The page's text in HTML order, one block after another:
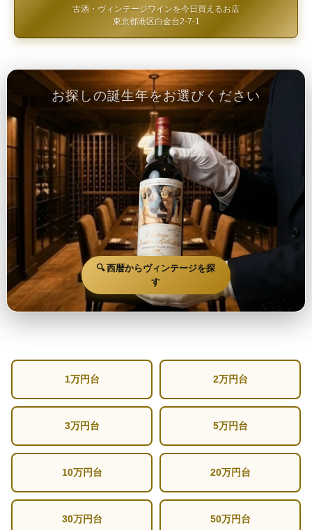
古酒・ヴィンテージワインを今日買えるお店
東京都港区白金台2-7-1
お探しの誕生年をお選びください
🔍 西暦からヴィンテージを探
す
1万円台 2万円台
3万円台 5万円台
10万円台 20万円台
30万円台 50万円台